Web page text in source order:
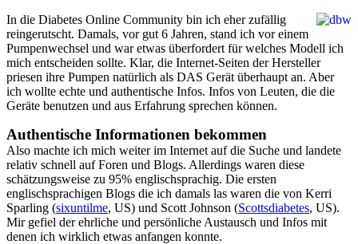
In die Diabetes Online Community bin ich eher zufällig
reingerutscht. Damals, vor gut 6 Jahren, stand ich vor einem
Pumpenwechsel und war etwas überfordert für welches Modell ich
mich entscheiden sollte. Klar, die Internet-Seiten der Hersteller
priesen ihre Pumpen natürlich als DAS Gerät überhaupt an. Aber
ich wollte echte und authentische Infos. Infos von Leuten, die die
Geräte benutzen und aus Erfahrung sprechen können.
Authentische Informationen bekommen
Also machte ich mich weiter im Internet auf die Suche und landete
relativ schnell auf Foren und Blogs. Allerdings waren diese
schätzungsweise zu 95% englischsprachig. Die ersten
englischsprachigen Blogs die ich damals las waren die von Kerri
Sparling (sixuntilme, US) und Scott Johnson (Scottsdiabetes, US).
Mir gefiel der ehrliche und persönliche Austausch und Infos mit
denen ich wirklich etwas anfangen konnte.